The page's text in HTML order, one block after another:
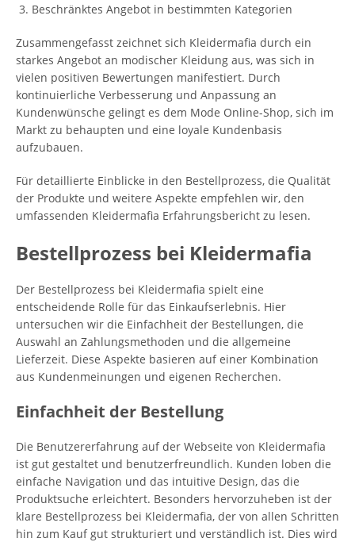
Beschränktes Angebot in bestimmten Kategorien
Zusammengefasst zeichnet sich Kleidermafia durch ein
starkes Angebot an modischer Kleidung aus, was sich in
vielen positiven Bewertungen manifestiert. Durch
kontinuierliche Verbesserung und Anpassung an
Kundenwünsche gelingt es dem Mode Online-Shop, sich im
Markt zu behaupten und eine loyale Kundenbasis
aufzubauen.
Für detaillierte Einblicke in den Bestellprozess, die Qualität
der Produkte und weitere Aspekte empfehlen wir, den
umfassenden Kleidermafia Erfahrungsbericht zu lesen.
Bestellprozess bei Kleidermafia
Der Bestellprozess bei Kleidermafia spielt eine
entscheidende Rolle für das Einkaufserlebnis. Hier
untersuchen wir die Einfachheit der Bestellungen, die
Auswahl an Zahlungsmethoden und die allgemeine
Lieferzeit. Diese Aspekte basieren auf einer Kombination
aus Kundenmeinungen und eigenen Recherchen.
Einfachheit der Bestellung
Die Benutzererfahrung auf der Webseite von Kleidermafia
ist gut gestaltet und benutzerfreundlich. Kunden loben die
einfache Navigation und das intuitive Design, das die
Produktsuche erleichtert. Besonders hervorzuheben ist der
klare Bestellprozess bei Kleidermafia, der von allen Schritten
hin zum Kauf gut strukturiert und verständlich ist. Dies wird